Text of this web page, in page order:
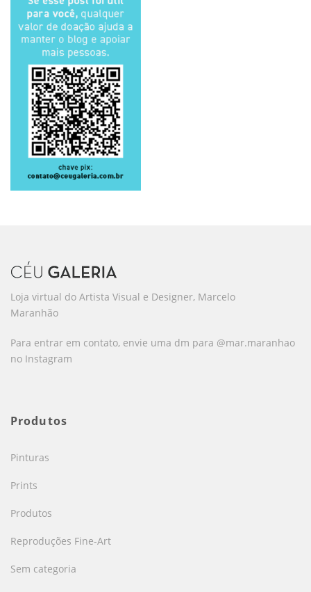
Loja virtual do Artista Visual e Designer, Marcelo
Maranhão
Para entrar em contato, envie uma dm para @mar.maranhao
no Instagram
Produtos
Pinturas
Prints
Produtos
Reproduções Fine-Art
Sem categoria